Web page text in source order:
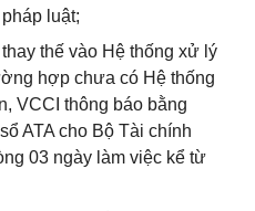
luật;
thế vào Hệ thống xử lý
hợp chưa có Hệ thống
VCCI thông báo bằng
ATA cho Bộ Tài chính
03 ngày làm việc kể từ